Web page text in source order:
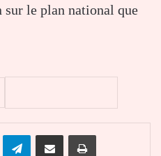
sur le plan national que
TelegramPartager par email Imprimer